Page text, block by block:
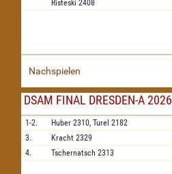
Risteski 2408
Nachspielen
DSAM FINAL DRESDEN-A 2026
1-2. Huber 2310, Turel 2182
3.
Kracht 2329
4.
Tschernatsch 2313